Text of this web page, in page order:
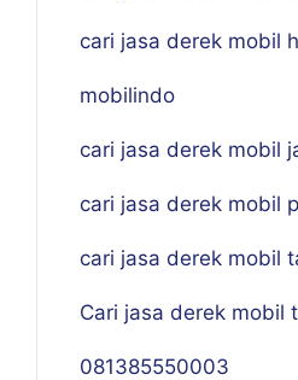
cari jasa derek mobil
mobilindo
cari jasa derek mobil
cari jasa derek mobil
cari jasa derek mobil
Cari jasa derek mobil
081385550003